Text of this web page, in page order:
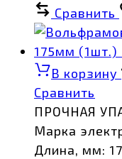
Сравнить
В корзину
Сравнить
ПРОЧНАЯ
Марка
Длина, мм: